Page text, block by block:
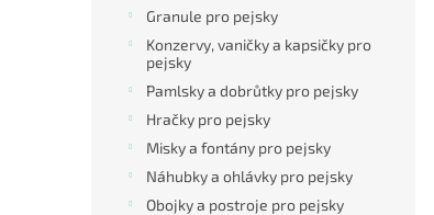
Granule pro pejsky
Konzervy, vaničky a kapsičky pro
pejsky
Pamlsky a dobrůtky pro pejsky
Hračky pro pejsky
Misky a fontány pro pejsky
Náhubky a ohlávky pro pejsky
Obojky a postroje pro pejsky